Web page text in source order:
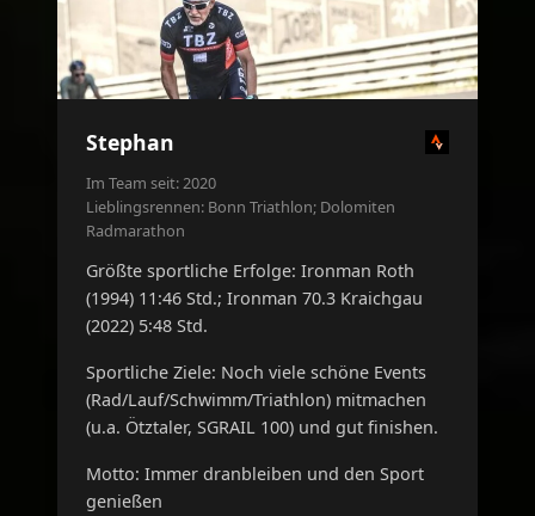
Stephan
Im Team seit: 2020
Lieblingsrennen: Bonn Triathlon; Dolomiten
Radmarathon
Größte sportliche Erfolge: Ironman Roth
(1994) 11:46 Std.; Ironman 70.3 Kraichgau
(2022) 5:48 Std.
Sportliche Ziele: Noch viele schöne Events
(Rad/Lauf/Schwimm/Triathlon) mitmachen
(u.a. Ötztaler, SGRAIL 100) und gut finishen.
Motto: Immer dranbleiben und den Sport
genießen